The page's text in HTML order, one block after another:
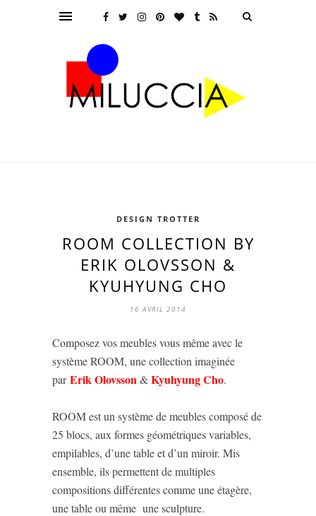
DESIGN TROTTER
ROOM COLLECTION BY
ERIK OLOVSSON &
KYUHYUNG CHO
16 AVRIL 2014
Composez vos meubles vous même avec le
système ROOM, une collection imaginée
parErik Olovsson&Kyuhyung Cho.
ROOM est un système de meubles composé de
25 blocs, aux formes géométriques variables,
empilables, d’une table et d’un miroir. Mis
ensemble, ils permettent de multiples
compositions différentes comme une étagère,
une table ou même une sculpture.